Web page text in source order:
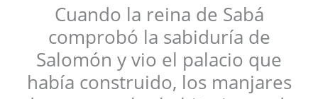
Cuando la reina de Sabá
comprobó la sabiduría de
Salomón y vio el palacio que
había construido, los manjares